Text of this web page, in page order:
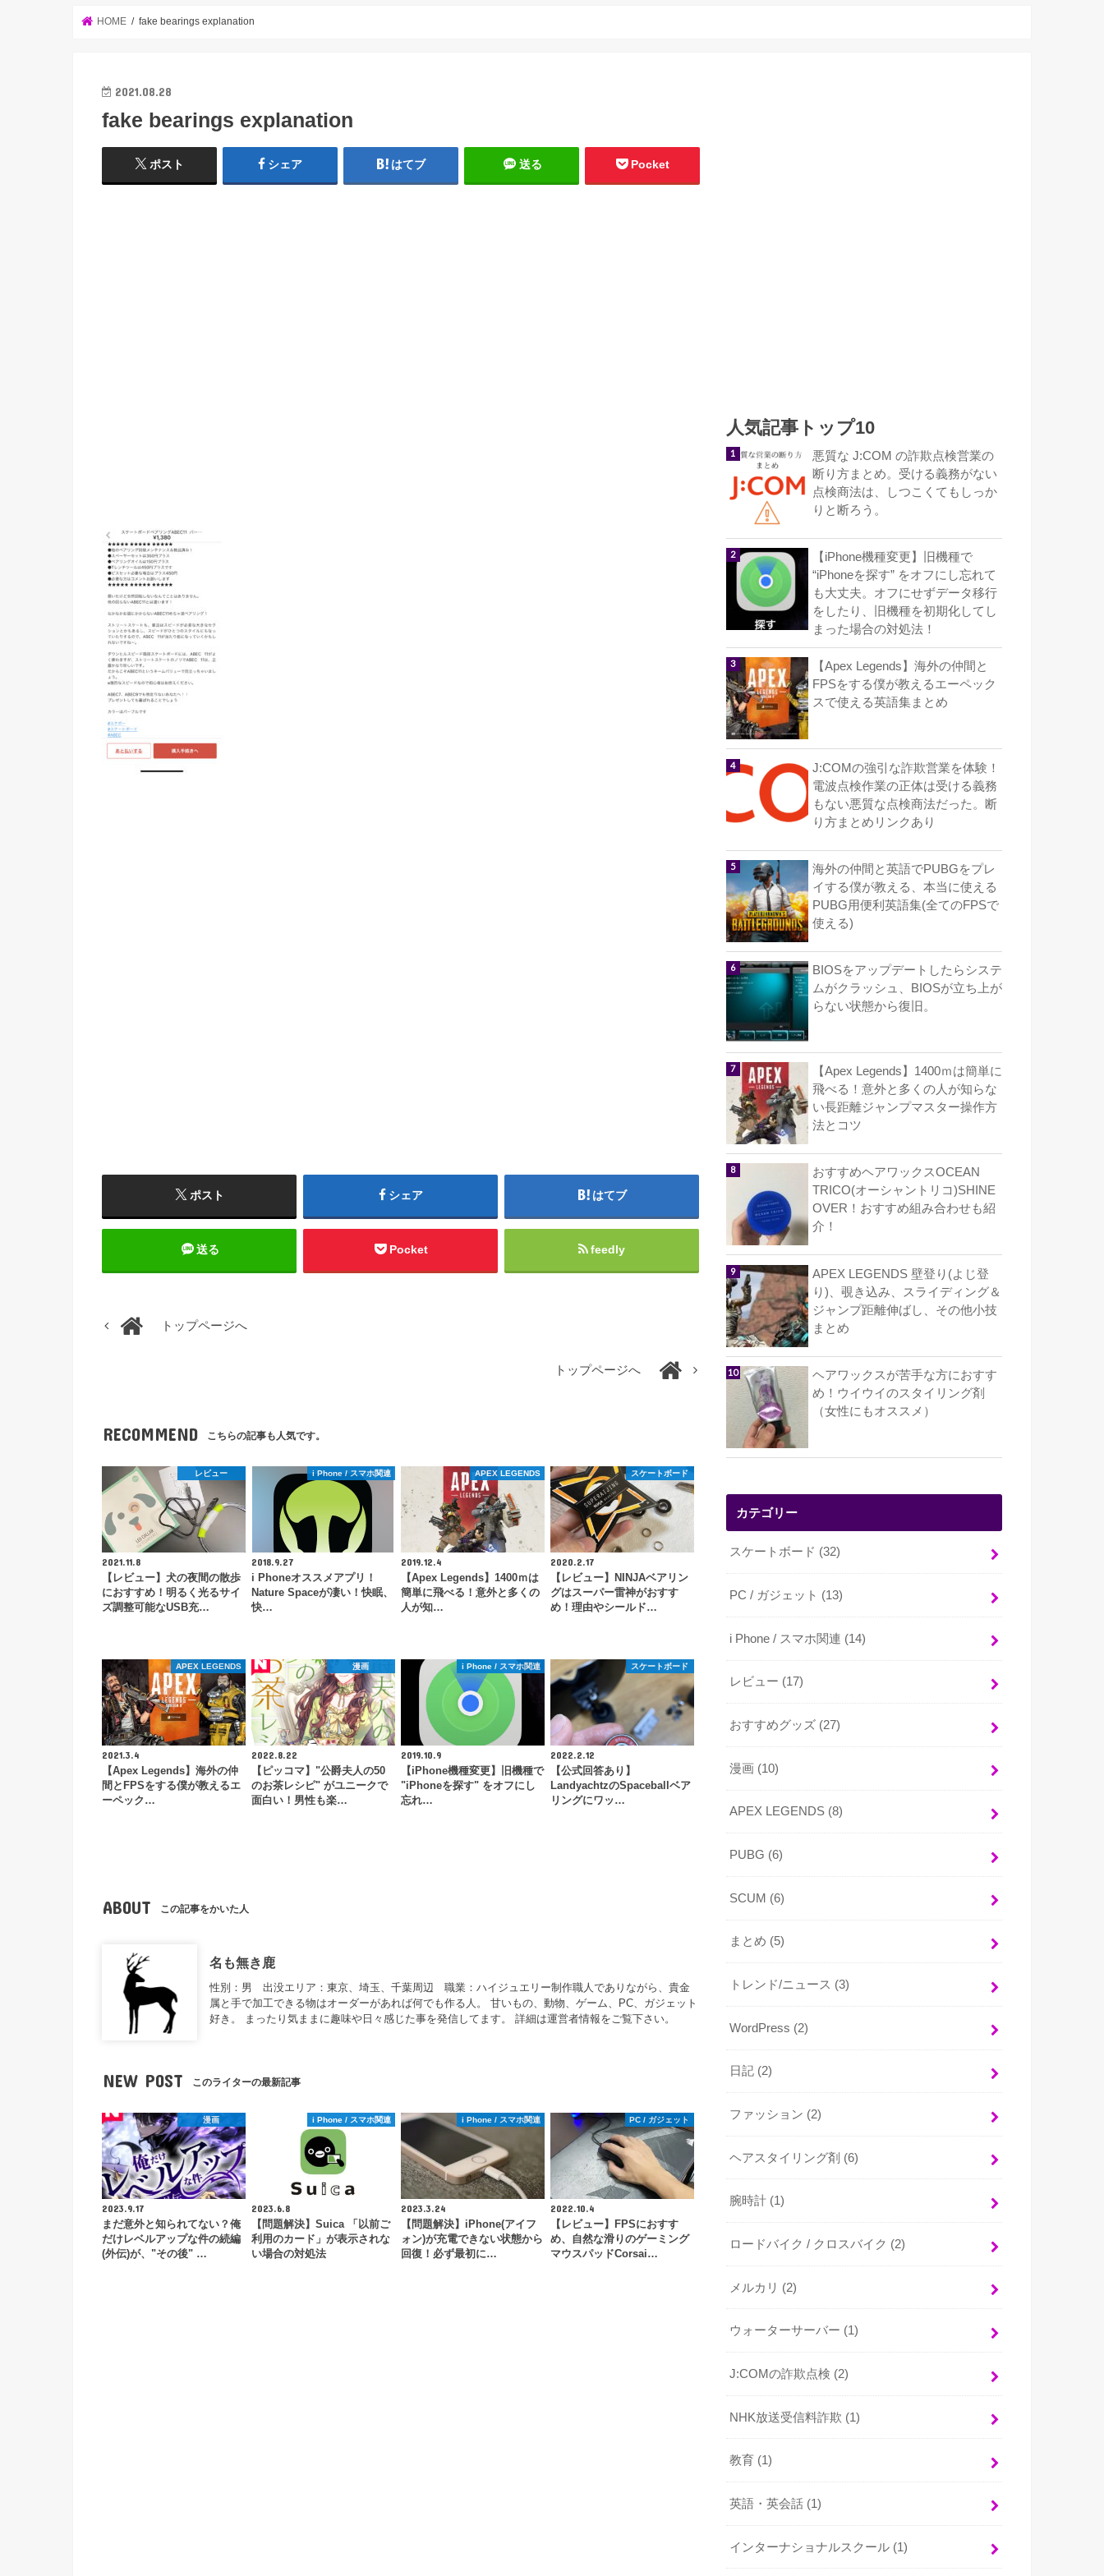
HOME fake bearings explanation
2021.08.28
fake bearings explanation
ポスト シェア はてブ 送る Pocket
ポスト シェア はてブ
送る Pocket feedly
トップページへ
トップページへ
RECOMMEND こちらの記事も人気です。
レビュー
2021.11.8
【レビュー】犬の夜間の散歩
におすすめ！明るく光るサイ
ズ調整可能なUSB充…
i Phone / スマホ関連
2018.9.27
i Phoneオススメアプリ！
Nature Spaceが凄い！快眠、
快…
APEX LEGENDS
2019.12.4
【Apex Legends】1400ｍは
簡単に飛べる！意外と多くの
人が知…
スケートボード
2020.2.17
【レビュー】NINJAベアリン
グはスーパー雷神がおすす
め！理由やシールド…
APEX LEGENDS
2021.3.4
【Apex Legends】海外の仲
間とFPSをする僕が教えるエ
ーペック…
漫画
2022.8.22
【ピッコマ】"公爵夫人の50
のお茶レシピ" がユニークで
面白い！男性も楽…
i Phone / スマホ関連
2019.10.9
【iPhone機種変更】旧機種で
"iPhoneを探す" をオフにし
忘れ…
スケートボード
2022.2.12
【公式回答あり】
LandyachtzのSpaceballベア
リングにワッ…
ABOUT この記事をかいた人
名も無き鹿
性別：男 出没エリア：東京、埼玉、千葉周辺 職業：ハイジュエリー制作職人でありながら、貴金
属と手で加工できる物はオーダーがあれば何でも作る人。 甘いもの、動物、ゲーム、PC、ガジェット
好き。 まったり気ままに趣味や日々感じた事を発信してます。 詳細は運営者情報をご覧下さい。
NEW POST このライターの最新記事
漫画
2023.9.17
まだ意外と知られてない？俺
だけレベルアップな件の続編
(外伝)が、"その後" …
i Phone / スマホ関連
2023.6.8
【問題解決】Suica 「以前ご
利用のカード」が表示されな
い場合の対処法
i Phone / スマホ関連
2023.3.24
【問題解決】iPhone(アイフ
ォン)が充電できない状態から
回復！必ず最初に…
PC / ガジェット
2022.10.4
【レビュー】FPSにおすす
め、自然な滑りのゲーミング
マウスパッドCorsai…
人気記事トップ10
悪質な J:COM の詐欺点検営業の
断り方まとめ。受ける義務がない
点検商法は、しつこくてもしっか
りと断ろう。
【iPhone機種変更】旧機種で
“iPhoneを探す” をオフにし忘れて
も大丈夫。オフにせずデータ移行
をしたり、旧機種を初期化してし
まった場合の対処法！
【Apex Legends】海外の仲間と
FPSをする僕が教えるエーペック
スで使える英語集まとめ
J:COMの強引な詐欺営業を体験！
電波点検作業の正体は受ける義務
もない悪質な点検商法だった。断
り方まとめリンクあり
海外の仲間と英語でPUBGをプレ
イする僕が教える、本当に使える
PUBG用便利英語集(全てのFPSで
使える)
BIOSをアップデートしたらシステ
ムがクラッシュ、BIOSが立ち上が
らない状態から復旧。
【Apex Legends】1400ｍは簡単に
飛べる！意外と多くの人が知らな
い長距離ジャンプマスター操作方
法とコツ
おすすめヘアワックスOCEAN
TRICO(オーシャントリコ)SHINE
OVER！おすすめ組み合わせも紹
介！
APEX LEGENDS 壁登り(よじ登
り)、覗き込み、スライディング＆
ジャンプ距離伸ばし、その他小技
まとめ
ヘアワックスが苦手な方におすす
め！ウイウイのスタイリング剤
（女性にもオススメ）
カテゴリー
スケートボード (32)
PC / ガジェット (13)
i Phone / スマホ関連 (14)
レビュー (17)
おすすめグッズ (27)
漫画 (10)
APEX LEGENDS (8)
PUBG (6)
SCUM (6)
まとめ (5)
トレンド/ニュース (3)
WordPress (2)
日記 (2)
ファッション (2)
ヘアスタイリング剤 (6)
腕時計 (1)
ロードバイク / クロスバイク (2)
メルカリ (2)
ウォーターサーバー (1)
J:COMの詐欺点検 (2)
NHK放送受信料詐欺 (1)
教育 (1)
英語・英会話 (1)
インターナショナルスクール (1)